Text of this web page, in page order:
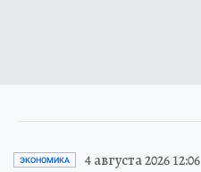
ЭКОНОМИКА 4 августа 2026 12:06